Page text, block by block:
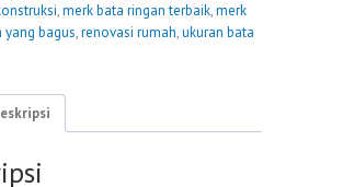
,merk bata ringan terbaik,merk
yang bagus,renovasi rumah,ukuran bata